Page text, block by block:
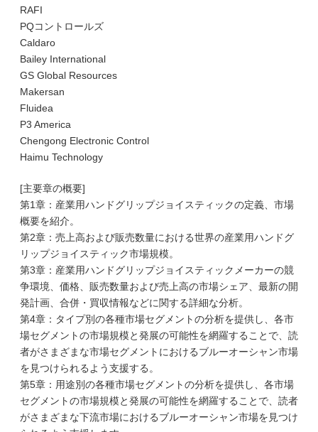
RAFI
PQコントロールズ
Caldaro
Bailey International
GS Global Resources
Makersan
Fluidea
P3 America
Chengong Electronic Control
Haimu Technology
[主要章の概要]
第1章：産業用ハンドグリップジョイスティックの定義、市場
概要を紹介。
第2章：売上高および販売数量における世界の産業用ハンドグ
リップジョイスティック市場規模。
第3章：産業用ハンドグリップジョイスティックメーカーの競
争環境、価格、販売数量および売上高の市場シェア、最新の開
発計画、合併・買収情報などに関する詳細な分析。
第4章：タイプ別の各種市場セグメントの分析を提供し、各市
場セグメントの市場規模と発展の可能性を網羅することで、読
者がさまざまな市場セグメントにおけるブルーオーシャン市場
を見つけられるよう支援する。
第5章：用途別の各種市場セグメントの分析を提供し、各市場
セグメントの市場規模と発展の可能性を網羅することで、読者
がさまざまな下流市場におけるブルーオーシャン市場を見つけ